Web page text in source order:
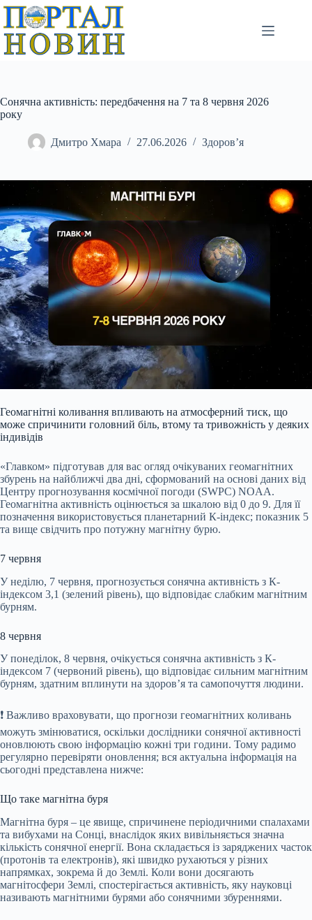
Перейти
вмісту
Сонячна активність: передбачення на 7 та 8 червня 2026
року
Дмитро Хмара 27.06.2026 Здоров’я
Геомагнітні коливання впливають на атмосферний тиск, що
може спричинити головний біль, втому та тривожність у деяких
індивідів
«Главком» підготував для вас огляд очікуваних геомагнітних
збурень на найближчі два дні, сформований на основі даних від
Центру прогнозування космічної погоди (SWPC) NOAA.
Геомагнітна активність оцінюється за шкалою від 0 до 9. Для її
позначення використовується планетарний К-індекс; показник 5
та вище свідчить про потужну магнітну бурю.
7 червня
У неділю, 7 червня, прогнозується сонячна активність з К-
індексом 3,1 (зелений рівень), що відповідає слабким магнітним
бурням.
8 червня
У понеділок, 8 червня, очікується сонячна активність з К-
індексом 7 (червоний рівень), що відповідає сильним магнітним
бурням, здатним вплинути на здоров’я та самопочуття людини.
❗️ Важливо враховувати, що прогнози геомагнітних коливань
можуть змінюватися, оскільки дослідники сонячної активності
оновлюють свою інформацію кожні три години. Тому радимо
регулярно перевіряти оновлення; вся актуальна інформація на
сьогодні представлена нижче:
Що таке магнітна буря
Магнітна буря – це явище, спричинене періодичними спалахами
та вибухами на Сонці, внаслідок яких вивільняється значна
кількість сонячної енергії. Вона складається із заряджених часток
(протонів та електронів), які швидко рухаються у різних
напрямках, зокрема й до Землі. Коли вони досягають
магнітосфери Землі, спостерігається активність, яку науковці
називають магнітними бурями або сонячними збуреннями.